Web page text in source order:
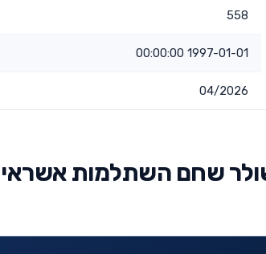
558
1997-01-01 00:00:00
04/2026